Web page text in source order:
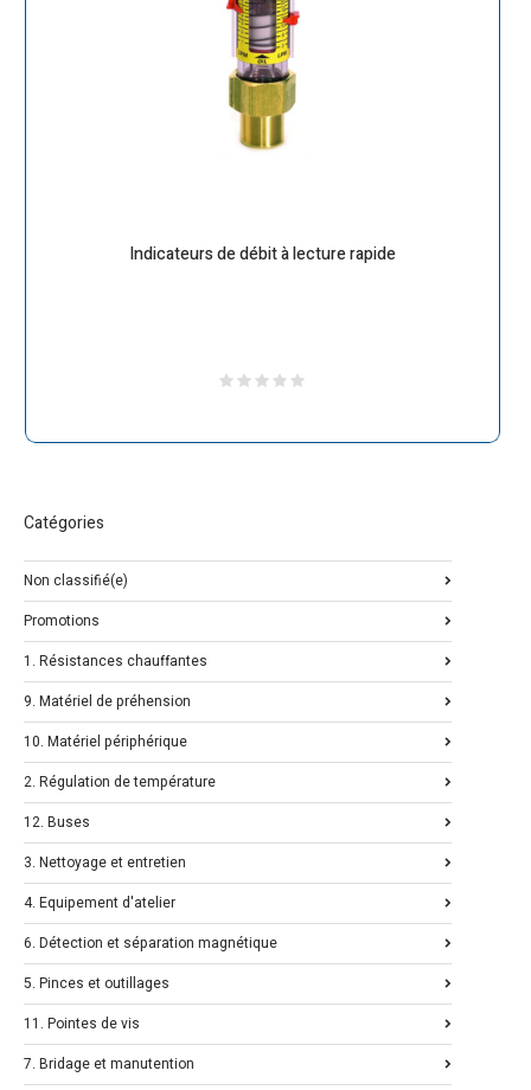
Indicateurs de débit à lecture rapide
Catégories
Non classifié(e)
Promotions
1. Résistances chauffantes
9. Matériel de préhension
10. Matériel périphérique
2. Régulation de température
12. Buses
3. Nettoyage et entretien
4. Equipement d'atelier
6. Détection et séparation magnétique
5. Pinces et outillages
11. Pointes de vis
7. Bridage et manutention